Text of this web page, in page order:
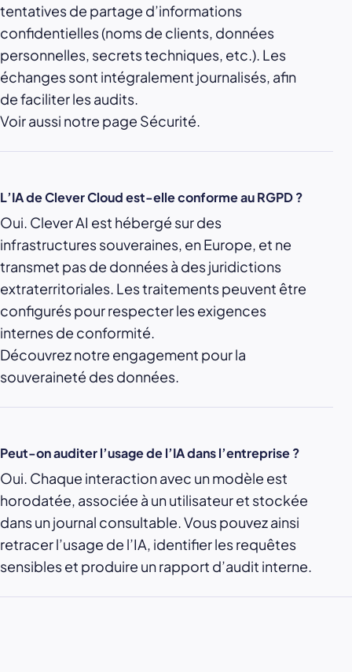
tentatives de partage d’informations
confidentielles (noms de clients, données
personnelles, secrets techniques, etc.). Les
échanges sont intégralement journalisés, afin
de faciliter les audits.
Voir aussi notre page Sécurité.
L’IA de Clever Cloud est-elle conforme au RGPD ?
Oui. Clever AI est hébergé sur des
infrastructures souveraines, en Europe, et ne
transmet pas de données à des juridictions
extraterritoriales. Les traitements peuvent être
configurés pour respecter les exigences
internes de conformité.
Découvrez notre engagement pour la
souveraineté des données.
Peut-on auditer l’usage de l’IA dans l’entreprise ?
Oui. Chaque interaction avec un modèle est
horodatée, associée à un utilisateur et stockée
dans un journal consultable. Vous pouvez ainsi
retracer l’usage de l’IA, identifier les requêtes
sensibles et produire un rapport d’audit interne.